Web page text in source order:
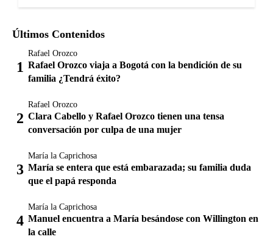
Últimos Contenidos
Rafael Orozco
Rafael Orozco viaja a Bogotá con la bendición de su
familia ¿Tendrá éxito?
Rafael Orozco
Clara Cabello y Rafael Orozco tienen una tensa
conversación por culpa de una mujer
María la Caprichosa
María se entera que está embarazada; su familia duda
que el papá responda
María la Caprichosa
Manuel encuentra a María besándose con Willington en
la calle